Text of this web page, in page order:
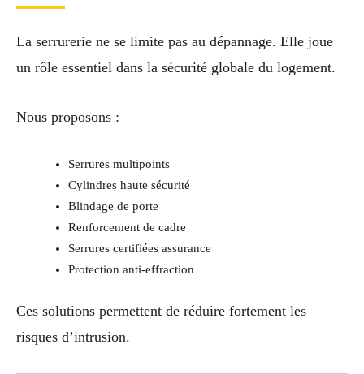
La serrurerie ne se limite pas au dépannage. Elle joue
un rôle essentiel dans la sécurité globale du logement.
Nous proposons :
Serrures multipoints
Cylindres haute sécurité
Blindage de porte
Renforcement de cadre
Serrures certifiées assurance
Protection anti-effraction
Ces solutions permettent de réduire fortement les
risques d’intrusion.